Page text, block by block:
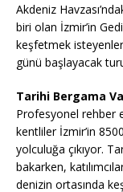
Akdeniz
biri olan İzmir’in
keşfetmek
günü başlayacak
Tarihi Bergama
Profesyonel rehber
kentliler İzmir’in
yolculuğa çıkıyor.
bakarken,
denizin ortasında